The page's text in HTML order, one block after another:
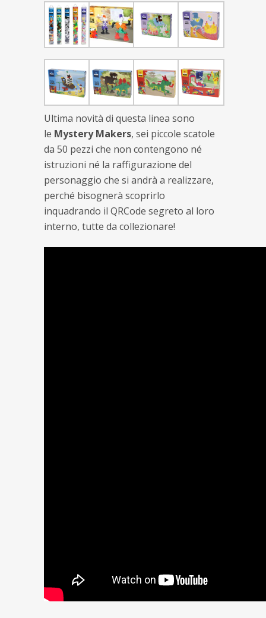
Ultima novità di questa linea sono
le Mystery Makers, sei piccole scatole
da 50 pezzi che non contengono né
istruzioni né la raffigurazione del
personaggio che si andrà a realizzare,
perché bisognerà scoprirlo
inquadrando il QRCode segreto al loro
interno, tutte da collezionare!